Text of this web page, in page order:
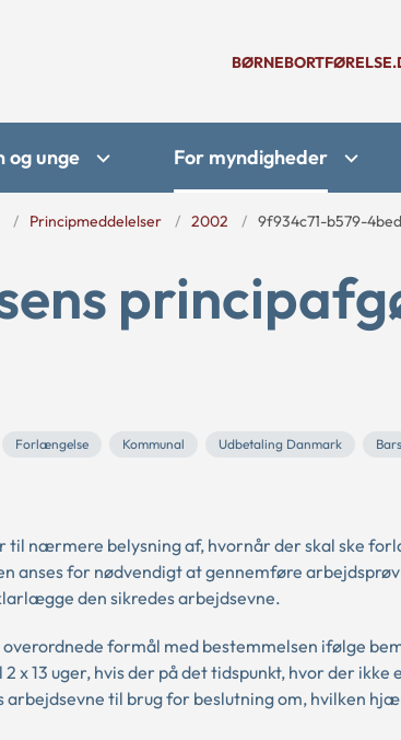
og unge For myndigheder
Principmeddelelser 2002 9f934c71-b579-
Forlængelse Kommunal Udbetaling Danmark
til nærmere belysning af, hvornår der skal ske
anses for nødvendigt at gennemføre
den sikredes arbejdsevne.
formål med bestemmelsen ifølge
x 13 uger, hvis der på det tidspunkt, hvor der
til brug for beslutning om, hvilken